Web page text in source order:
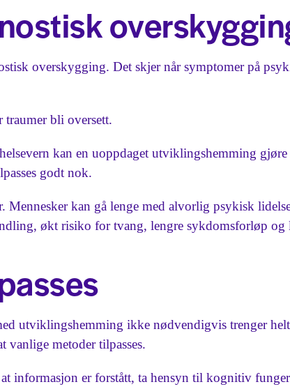
overskygging. Det skjer når symptomer på
traumer bli oversett.
kan en uoppdaget utviklingshemming
godt nok.
Mennesker kan gå lenge med alvorlig psykisk
økt risiko for tvang, lengre sykdomsforløp og
utviklingshemming ikke nødvendigvis trenger
vanlige metoder tilpasses.
informasjon er forstått, ta hensyn til kognitiv